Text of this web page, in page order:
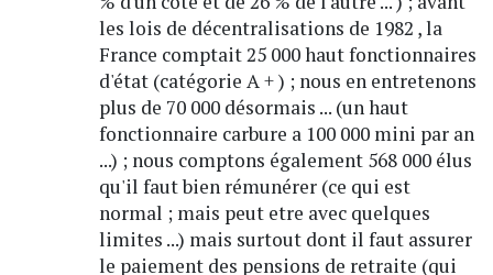
les lois de décentralisations de 1982 , la
France comptait 25 000 haut fonctionnaires
d'état (catégorie A + ) ; nous en entretenons
plus de 70 000 désormais ... (un haut
fonctionnaire carbure a 100 000 mini par an
...) ; nous comptons également 568 000 élus
qu'il faut bien rémunérer (ce qui est
normal ; mais peut etre avec quelques
limites ...) mais surtout dont il faut assurer
le paiement des pensions de retraite (qui